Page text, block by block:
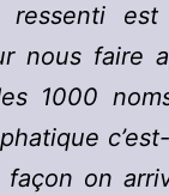
est
nous faire
1000
on